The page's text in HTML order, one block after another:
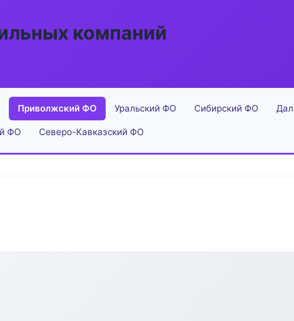
компаний
Приволжский ФО Уральский ФО Сибирский ФО
ФО Северо-Кавказский ФО